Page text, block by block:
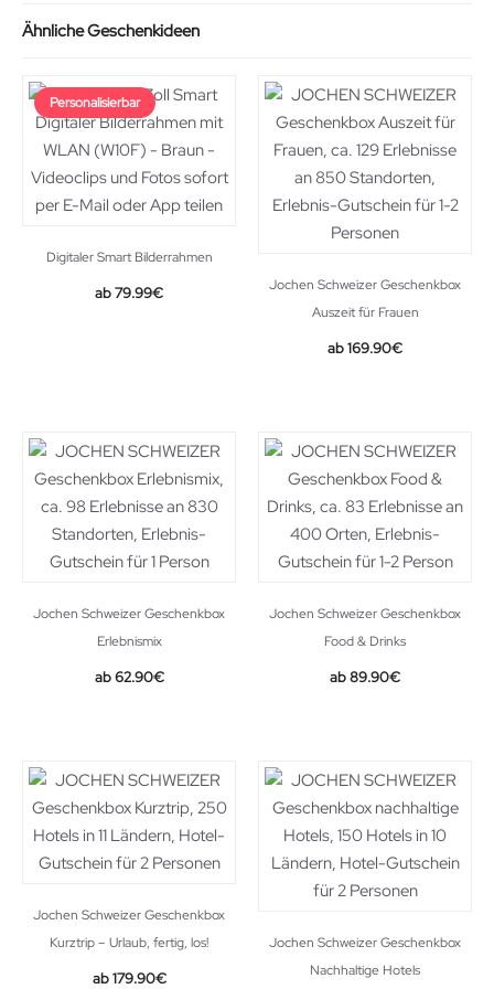
Ähnliche Geschenkideen
Personalisierbar
Digitaler Smart Bilderrahmen
Original
79.99€Current
Jochen Schweizer Geschenkbox
Auszeit für Frauen
169.90€
Jochen Schweizer Geschenkbox
Erlebnismix
62.90€
Jochen Schweizer Geschenkbox
Food & Drinks
89.90€
Jochen Schweizer Geschenkbox
Kurztrip – Urlaub, fertig, los!
179.90€
Jochen Schweizer Geschenkbox
Nachhaltige Hotels